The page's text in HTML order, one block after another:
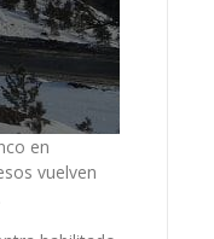
en
vuelven